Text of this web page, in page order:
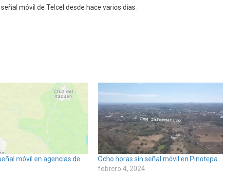
móvil de Telcel desde hace varios días.
móvil en agencias de
Ocho horas sin señal móvil en Pinotepa
febrero 4, 2024